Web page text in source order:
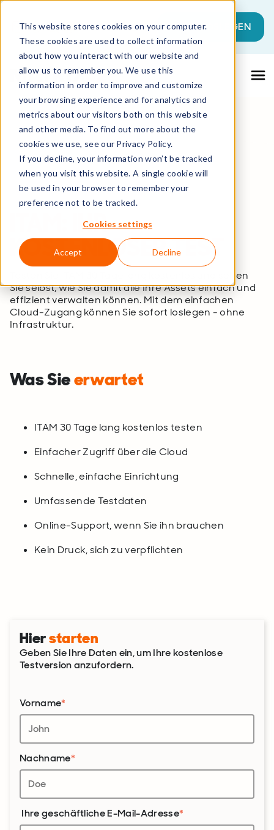
This website stores cookies on your computer.
These cookies are used to collect information
about how you interact with our website and
allow us to remember you. We use this
information in order to improve and customize
your browsing experience and for analytics and
metrics about our visitors both on this website
and other media. To find out more about the
cookies we use, see our Privacy Policy.
If you decline, your information won’t be tracked
when you visit this website. A single cookie will
be used in your browser to remember your
preference not to be tracked.
Cookies settings
Accept Decline
Dies ist ein Suchfeld mit einer
Es gibt keine Vorschläge, da das
JETZT LOSLEGEN
ITAM: IHR
KOSTENLOSER TEST
Testen Sie ITAM 30 Tage lang kostenlos und sehen
Sie selbst, wie Sie damit alle Ihre Assets einfach und
effizient verwalten können. Mit dem einfachen
Cloud-Zugang können Sie sofort loslegen - ohne
Infrastruktur.
Was Sieerwartet
ITAM 30 Tage lang kostenlos testen
Einfacher Zugriff über die Cloud
Schnelle, einfache Einrichtung
Umfassende Testdaten
Online-Support, wenn Sie ihn brauchen
Kein Druck, sich zu verpflichten
Hierstarten
Geben Sie Ihre Daten ein, um Ihre kostenlose
Testversion anzufordern.
Vorname*
Nachname*
Ihre geschäftliche E-Mail-Adresse*